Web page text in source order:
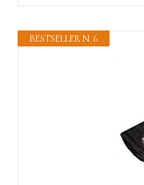
BESTSELLER N. 6